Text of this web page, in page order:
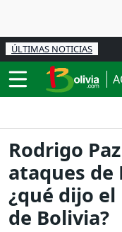
ÚLTIMAS NOTICIAS
Rodrigo
ataques de
¿qué dijo
de Bolivia?